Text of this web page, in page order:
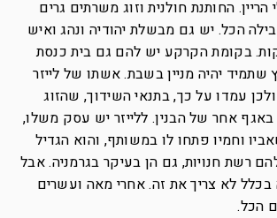
החותנת חולנית וזוג משרתים גרים
הכל. יש גם מבשלת יהודיה ונהג ואיש
בקומת הקרקע יש להם גם בית כנסת
יהיה מניין בשבת. אשתו של לייזר
עמדו על כך, בתנאי השידוך, שהזוג
באגף אחר של הבנין. ללייזר יש עסק משלו,
וחמיו פתחו לו במשותף, והוא הגדיל
רשת חנויות, גם הן בעיקר בגרמניה. אבל
לא צריך את זה. אחרי מאה ועשרים
הכל.